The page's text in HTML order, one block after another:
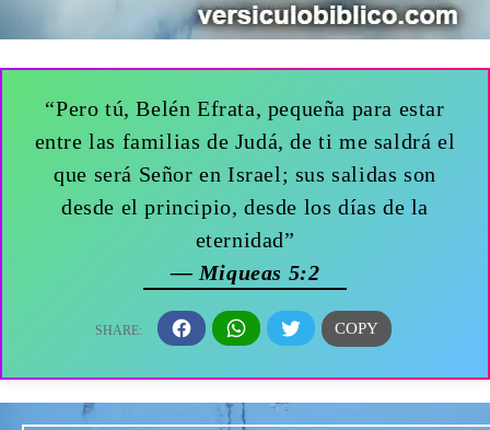
“Pero tú, Belén Efrata, pequeña para estar
entre las familias de Judá, de ti me saldrá el
que será Señor en Israel; sus salidas son
desde el principio, desde los días de la
eternidad”
— Miqueas 5:2